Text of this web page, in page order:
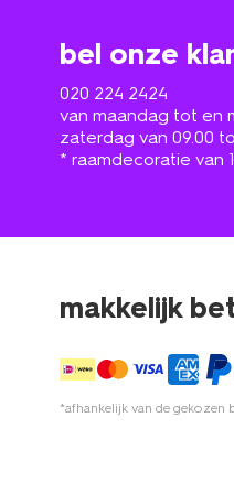
bel onze
020 224 2424
van maandag tot en
zaterdag van 09.00
* raamdecoratie van
makkelijk
*afhankelijk van de gekozen